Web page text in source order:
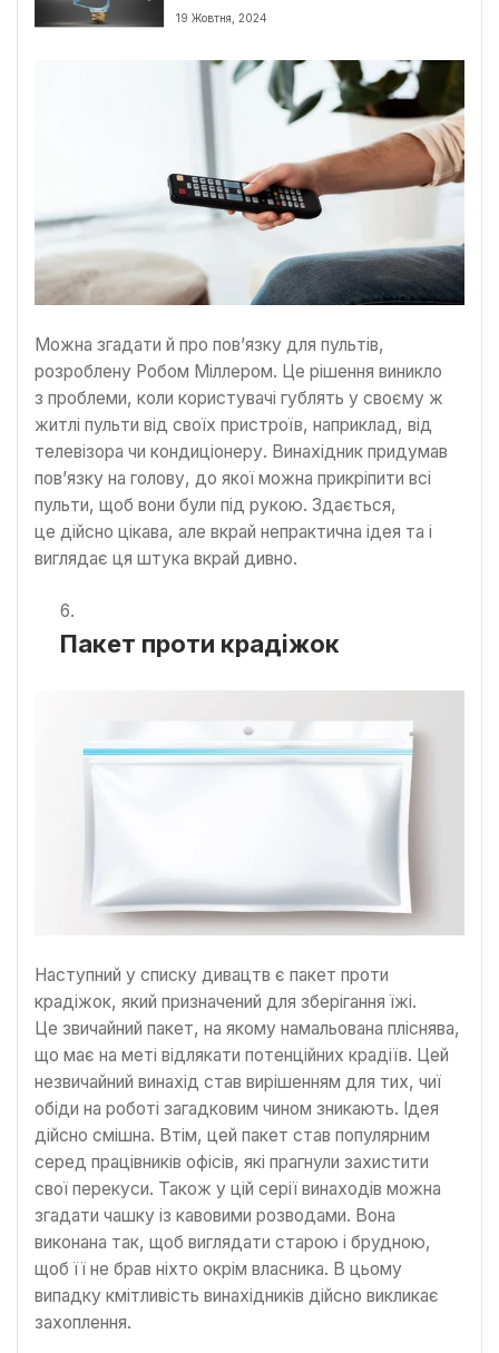
19 Жовтня, 2024
Можна згадати й про пов’язку для пультів,
розроблену Робом Міллером. Це рішення виникло
з проблеми, коли користувачі гублять у своєму ж
житлі пульти від своїх пристроїв, наприклад, від
телевізора чи кондиціонеру. Винахідник придумав
пов’язку на голову, до якої можна прикріпити всі
пульти, щоб вони були під рукою. Здається,
це дійсно цікава, але вкрай непрактична ідея та і
виглядає ця штука вкрай дивно.
Пакет проти крадіжок
Наступний у списку дивацтв є пакет проти
крадіжок, який призначений для зберігання їжі.
Це звичайний пакет, на якому намальована пліснява,
що має на меті відлякати потенційних крадіїв. Цей
незвичайний винахід став вирішенням для тих, чиї
обіди на роботі загадковим чином зникають. Ідея
дійсно смішна. Втім, цей пакет став популярним
серед працівників офісів, які прагнули захистити
свої перекуси. Також у цій серії винаходів можна
згадати чашку із кавовими розводами. Вона
виконана так, щоб виглядати старою і брудною,
щоб її не брав ніхто окрім власника. В цьому
випадку кмітливість винахідників дійсно викликає
захоплення.